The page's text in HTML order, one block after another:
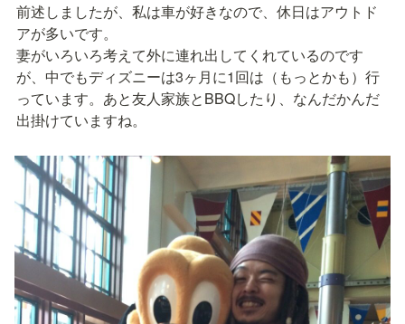
前述しましたが、私は車が好きなので、休日はアウトド
アが多いです。
妻がいろいろ考えて外に連れ出してくれているのです
が、中でもディズニーは3ヶ月に1回は（もっとかも）行
っています。あと友人家族とBBQしたり、なんだかんだ
出掛けていますね。